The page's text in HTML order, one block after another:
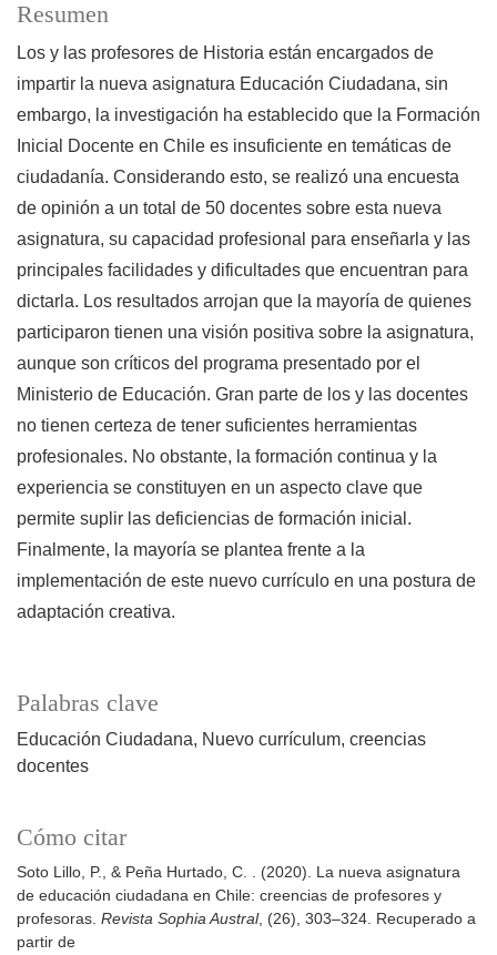
Palabras clave
Educación Ciudadana Nuevo currículum creencias
docentes
Cómo citar
Soto Lillo, P., & Peña Hurtado, C. . (2020). La nueva asignatura
de educación ciudadana en Chile: creencias de profesores y
profesoras. Revista Sophia Austral, (26), 303–324. Recuperado a
partir de
Resumen
Los y las profesores de Historia están encargados de
impartir la nueva asignatura Educación Ciudadana, sin
embargo, la investigación ha establecido que la Formación
Inicial Docente en Chile es insuficiente en temáticas de
ciudadanía. Considerando esto, se realizó una encuesta
de opinión a un total de 50 docentes sobre esta nueva
asignatura, su capacidad profesional para enseñarla y las
principales facilidades y dificultades que encuentran para
dictarla. Los resultados arrojan que la mayoría de quienes
participaron tienen una visión positiva sobre la asignatura,
aunque son críticos del programa presentado por el
Ministerio de Educación. Gran parte de los y las docentes
no tienen certeza de tener suficientes herramientas
profesionales. No obstante, la formación continua y la
experiencia se constituyen en un aspecto clave que
permite suplir las deficiencias de formación inicial.
Finalmente, la mayoría se plantea frente a la
implementación de este nuevo currículo en una postura de
adaptación creativa.